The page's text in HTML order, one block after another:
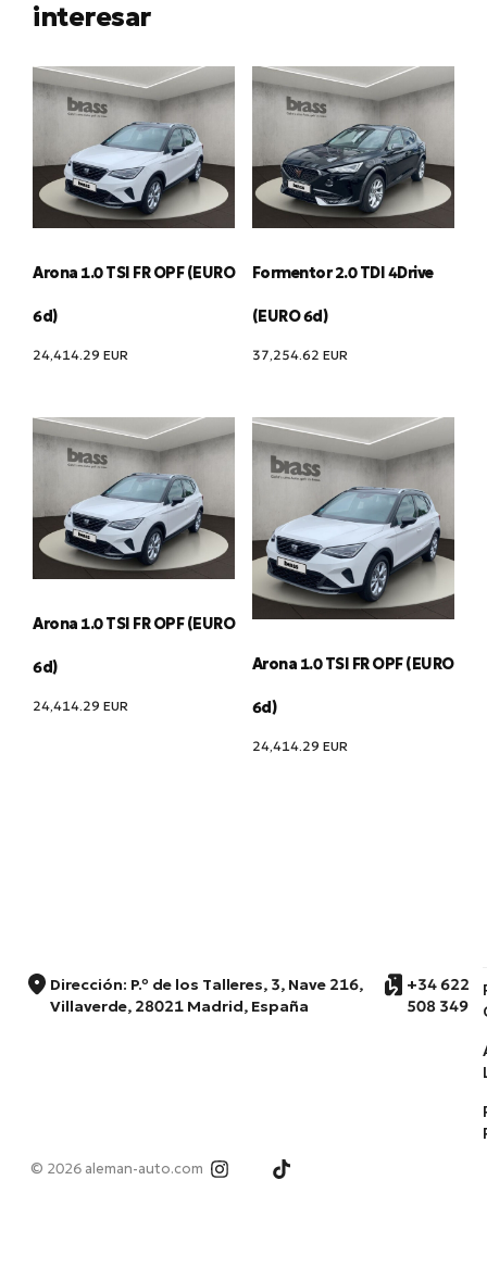
interesar
Arona 1.0 TSI FR OPF (EURO
6d)
24,414.29 EUR
Formentor 2.0 TDI 4Drive
(EURO 6d)
37,254.62 EUR
Arona 1.0 TSI FR OPF (EURO
6d)
24,414.29 EUR
Arona 1.0 TSI FR OPF (EURO
6d)
24,414.29 EUR
Dirección: P.º de los Talleres, 3, Nave 216,
Villaverde, 28021 Madrid, España
+34 622
508 349
© 2026 aleman-auto.com